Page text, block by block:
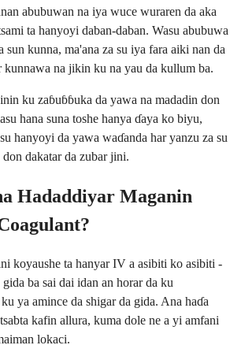
abubuwan na iya wuce wuraren da aka
ta hanyoyi daban-daban. Wasu abubuwa
sun kunna, ma'ana za su iya fara aiki nan da
kunnawa na jikin ku na yau da kullum ba.
ku zaɓuɓɓuka da yawa na madadin don
hana suna toshe hanya ɗaya ko biyu,
hanyoyi da yawa waɗanda har yanzu za su
dakatar da zubar jini.
Hadaddiyar Maganin
koyaushe ta hanyar IV a asibiti ko asibiti -
ba sai dai idan an horar da ku
ya amince da shigar da gida. Ana haɗa
kafin allura, kuma dole ne a yi amfani
lokaci.